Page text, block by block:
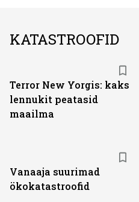
KATASTROOFID
Terror New Yorgis: kaks
lennukit peatasid
maailma
Vanaaja suurimad
ökokatastroofid